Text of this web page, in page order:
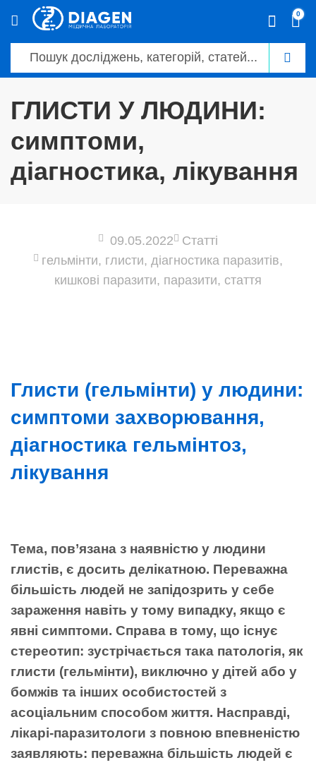
0
ГЛИСТИ У ЛЮДИНИ:
симптоми,
діагностика, лікування
09.05.2022
Статті
гельмінти, глисти, діагностика паразитів,
кишкові паразити, паразити, стаття
Глисти (гельмінти) у людини:
симптоми захворювання,
діагностика гельмінтоз,
лікування
Тема, пов’язана з наявністю у людини
глистів, є досить делікатною. Переважна
більшість людей не запідозрить у себе
зараження навіть у тому випадку, якщо є
явні симптоми. Справа в тому, що існує
стереотип: зустрічається така патологія, як
глисти (гельмінти), виключно у дітей або у
бомжів та інших особистостей з
асоціальним способом життя. Насправді,
лікарі-паразитологи з повною впевненістю
заявляють: переважна більшість людей є